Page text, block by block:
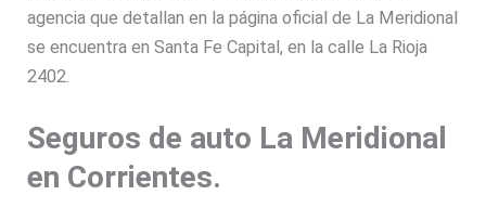
agencia que detallan en la página oficial de La Meridional
se encuentra en Santa Fe Capital, en la calle La Rioja
2402.
Seguros de auto La Meridional
en Corrientes.